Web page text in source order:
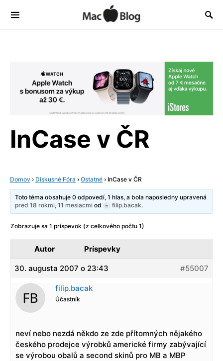
InCase v ČR
Domov › Diskusné Fóra › Ostatné › InCase v ČR
Toto téma obsahuje 0 odpovedí, 1 hlas, a bola naposledny upravená
pred 18 rokmi, 11 mesiacmi od filip.bacak.
Zobrazuje sa 1 príspevok (z celkového počtu 1)
Autor Príspevky
30. augusta 2007 o 23:43 #55007
filip.bacak
Účastník
neví nebo nezdá někdo ze zde přítomných nějakého
českého prodejce výrobků americké firmy zabývající
se výrobou obalů a second skinů pro MB a MBP